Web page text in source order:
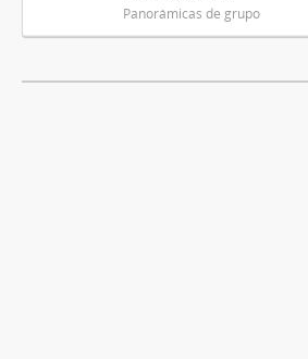
Panorámicas de grupo